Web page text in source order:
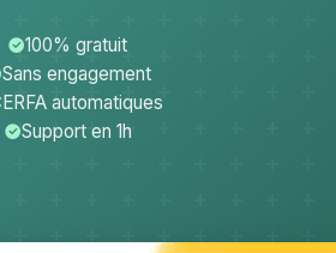
100% gratuit
Sans engagement
automatiques
Support en 1h